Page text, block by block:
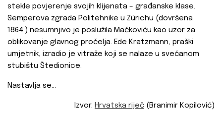
stekle povjerenje svojih klijenata – građanske klase.
Semperova zgrada Politehnike u Zürichu (dovršena
1864.) nesumnjivo je poslužila Mačkoviću kao uzor za
oblikovanje glavnog pročelja. Ede Kratzmann, praški
umjetnik, izradio je vitraže koji se nalaze u svečanom
stubištu Štedionice.
Nastavlja se…
Izvor: Hrvatska riječ (Branimir Kopilović)